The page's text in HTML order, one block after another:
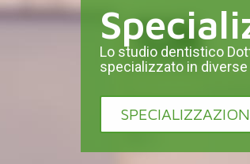
Lo studio dentistico
specializzato in